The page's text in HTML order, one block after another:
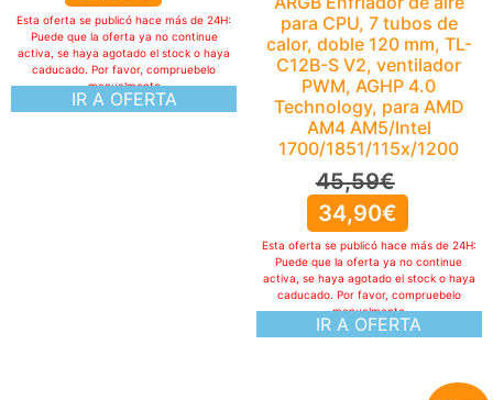
IR A OFERTA
Esta oferta se publicó hace más de 24H:
Puede que la oferta ya no continue
activa, se haya agotado el stock o haya
caducado. Por favor, compruebelo
manualmente
para CPU, 7 tubos de
calor, doble 120 mm, TL-
C12B-S V2, ventilador
PWM, AGHP 4.0
Technology, para AMD
AM4 AM5/Intel
1700/1851/115x/1200
45,59€
34,90€
IR A OFERTA
Esta oferta se publicó hace más de 24H:
Puede que la oferta ya no continue
activa, se haya agotado el stock o haya
caducado. Por favor, compruebelo
manualmente